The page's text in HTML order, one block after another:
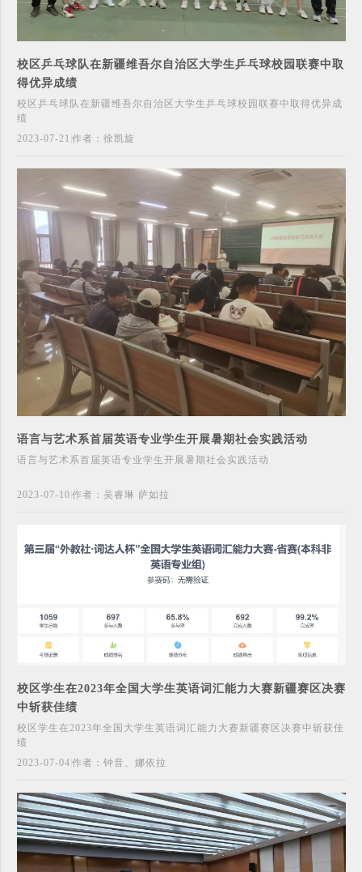
校区乒乓球队在新疆维吾尔自治区大学生乒乓球校园联赛中取
得优异成绩
校区乒乓球队在新疆维吾尔自治区大学生乒乓球校园联赛中取得优异成
绩
2023-07-21 作者：徐凯旋
语言与艺术系首届英语专业学生开展暑期社会实践活动
语言与艺术系首届英语专业学生开展暑期社会实践活动
2023-07-10 作者：吴睿琳 萨如拉
校区学生在2023年全国大学生英语词汇能力大赛新疆赛区决赛
中斩获佳绩
校区学生在2023年全国大学生英语词汇能力大赛新疆赛区决赛中斩获佳
绩
2023-07-04 作者：钟音、娜依拉